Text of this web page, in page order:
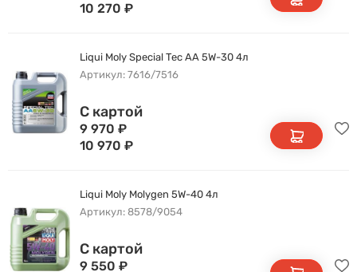
10 270 ₽
Liqui Moly Special Tec AA 5W-30 4л
Артикул: 7616/7516
С картой
9 970 ₽
10 970 ₽
Liqui Moly Molygen 5W-40 4л
Артикул: 8578/9054
С картой
9 550 ₽